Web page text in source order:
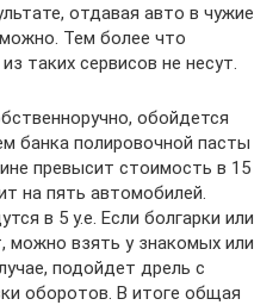
отдавая авто в чужие
Тем более что
таких сервисов не несут.
обойдется
банка полировочной пасты
превысит стоимость в 15
на пять автомобилей.
в 5 у.е. Если болгарки или
можно взять у знакомых или
подойдет дрель с
оборотов. В итоге общая